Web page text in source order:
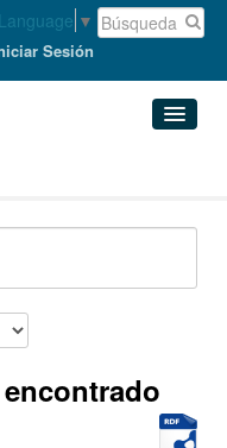
▼
Sesión